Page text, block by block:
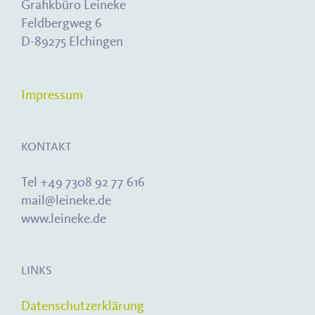
Grafikbüro Leineke
Feldbergweg 6
D-89275 Elchingen
Impressum
KONTAKT
Tel +49 7308 92 77 616
mail@leineke.de
www.leineke.de
LINKS
Datenschutzerklärung